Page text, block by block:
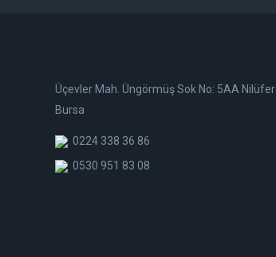
Üçevler Mah. Üngörmüş Sok No: 5AA Nilüfer
Bursa
0224 338 36 86
0530 951 83 08